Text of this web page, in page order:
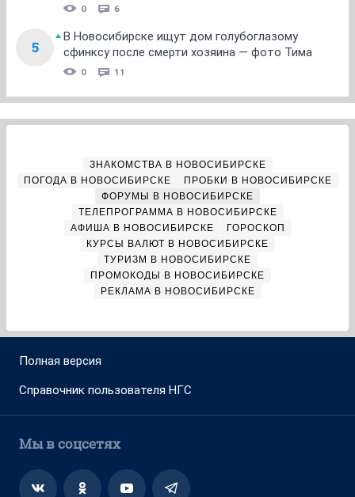
0 6
5
В Новосибирске ищут дом голубоглазому
сфинксу после смерти хозяина — фото Тима
0 11
ЗНАКОМСТВА В НОВОСИБИРСКЕ
ПОГОДА В НОВОСИБИРСКЕ
ПРОБКИ В НОВОСИБИРСКЕ
ФОРУМЫ В НОВОСИБИРСКЕ
ТЕЛЕПРОГРАММА В НОВОСИБИРСКЕ
АФИША В НОВОСИБИРСКЕ
ГОРОСКОП
КУРСЫ ВАЛЮТ В НОВОСИБИРСКЕ
ТУРИЗМ В НОВОСИБИРСКЕ
ПРОМОКОДЫ В НОВОСИБИРСКЕ
РЕКЛАМА В НОВОСИБИРСКЕ
Полная версия
Справочник пользователя НГС
Мы в соцсетях